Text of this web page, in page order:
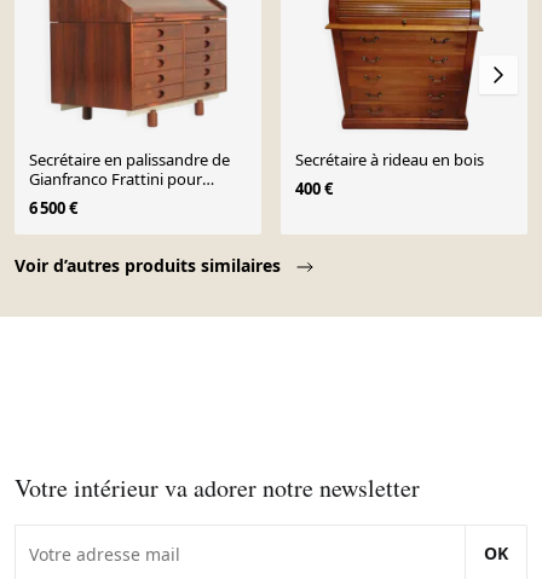
Voir d’autres produits similaires
Secrétaire en palissandre de
Gianfranco Frattini pour
Bernini, Italie
6 500 €
Secrétaire à rideau en bois
400 €
Votre intérieur va adorer notre newsletter
OK